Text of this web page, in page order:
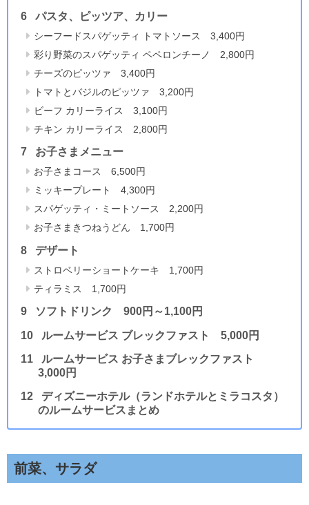
パスタ、ピッツア、カリー
シーフードスパゲッティ トマトソース 3,400円
彩り野菜のスパゲッティ ペペロンチーノ 2,800円
チーズのピッツァ 3,400円
トマトとバジルのピッツァ 3,200円
ビーフ カリーライス 3,100円
チキン カリーライス 2,800円
お子さまメニュー
お子さまコース 6,500円
ミッキープレート 4,300円
スパゲッティ・ミートソース 2,200円
お子さまきつねうどん 1,700円
デザート
ストロベリーショートケーキ 1,700円
ティラミス 1,700円
ソフトドリンク 900円～1,100円
ルームサービス ブレックファスト 5,000円
ルームサービス お子さまブレックファスト
3,000円
ディズニーホテル（ランドホテルとミラコスタ）
のルームサービスまとめ
前菜、サラダ